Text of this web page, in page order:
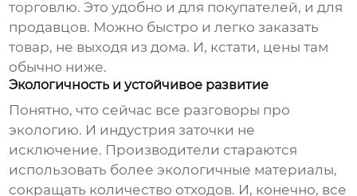
торговлю. Это удобно и для покупателей, и для
продавцов. Можно быстро и легко заказать
товар, не выходя из дома. И, кстати, цены там
обычно ниже.
Экологичность и устойчивое развитие
Понятно, что сейчас все разговоры про
экологию. И индустрия заточки не
исключение. Производители стараются
использовать более экологичные материалы,
сокращать количество отходов. И, конечно, все